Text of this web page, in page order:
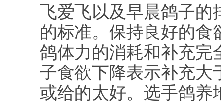
飞爱飞以及早晨鸽子的
的标准。保持良好的食
鸽体力的消耗和补充完
子食欲下降表示补充大
或给的太好。选手鸽养